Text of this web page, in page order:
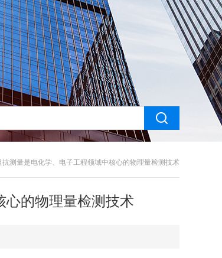
测量是电化学、电子工程领域中核心的物理量检测技术
心的物理量检测技术